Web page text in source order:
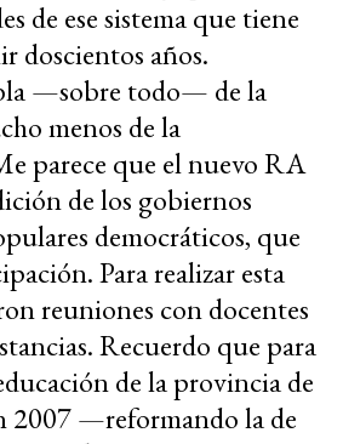
de ese sistema que tiene
doscientos años.
—sobre todo— de la
menos de la
parece que el nuevo RA
de los gobiernos
democráticos, que
Para realizar esta
reuniones con docentes
Recuerdo que para
de la provincia de
2007 —reformando la de